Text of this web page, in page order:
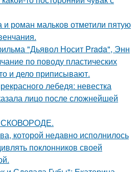
роман мальков отметили пятую
"Дьявол Носит Prada", Энн
по поводу пластических
и дело приписывают.
лебедя: невестка
лицо после сложнейшей
СКОВОРОДЕ.
которой недавно исполнилось
поклонников своей